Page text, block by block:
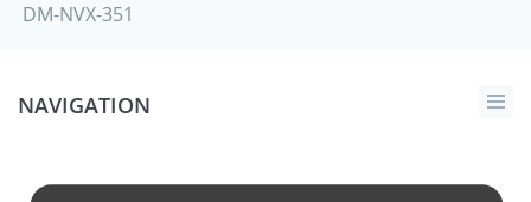
DM-NVX-351
NAVIGATION